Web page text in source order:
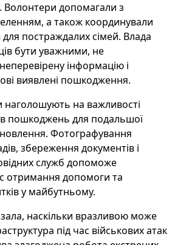
допомагали з
а також координували
для постраждалих сімей. Влада
бути уважними, не
інформацію і
виявлені пошкодження.
наголошують на важливості
пошкоджень для подальшої
Фотографування
збереження документів і
служб допоможе
отримання допомоги та
у майбутньому.
наскільки вразливою може
під час військових атак